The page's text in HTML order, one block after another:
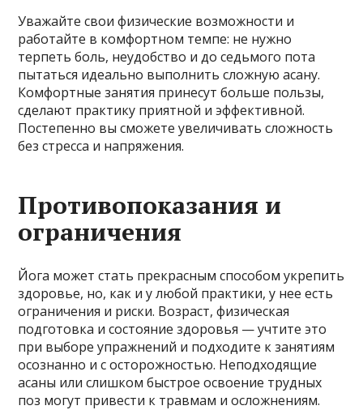
Уважайте свои физические возможности и
работайте в комфортном темпе: не нужно
терпеть боль, неудобство и до седьмого пота
пытаться идеально выполнить сложную асану.
Комфортные занятия принесут больше пользы,
сделают практику приятной и эффективной.
Постепенно вы сможете увеличивать сложность
без стресса и напряжения.
Противопоказания и
ограничения
Йога может стать прекрасным способом укрепить
здоровье, но, как и у любой практики, у нее есть
ограничения и риски. Возраст, физическая
подготовка и состояние здоровья — учтите это
при выборе упражнений и подходите к занятиям
осознанно и с осторожностью. Неподходящие
асаны или слишком быстрое освоение трудных
поз могут привести к травмам и осложнениям.